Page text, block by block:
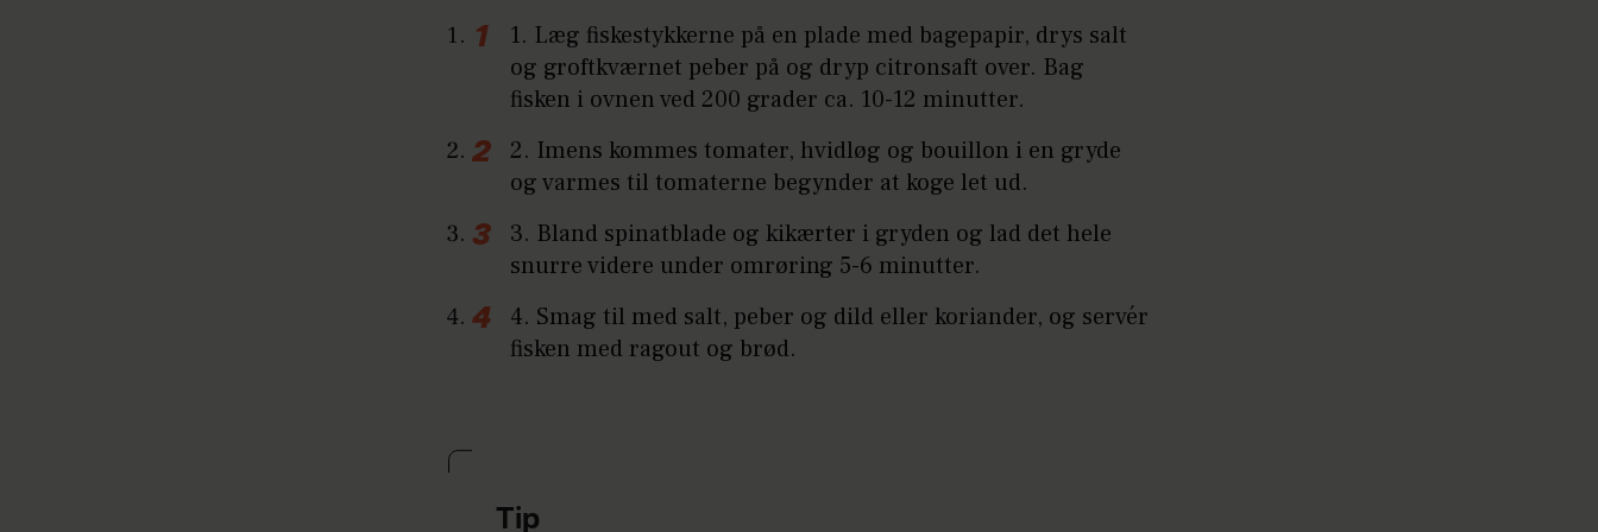
1. Læg fiskestykkerne på en plade med bagepapir, drys salt
og groftkværnet peber på og dryp citronsaft over. Bag
fisken i ovnen ved 200 grader ca. 10-12 minutter.
2. Imens kommes tomater, hvidløg og bouillon i en gryde
og varmes til tomaterne begynder at koge let ud.
3. Bland spinatblade og kikærter i gryden og lad det hele
snurre videre under omrøring 5-6 minutter.
4. Smag til med salt, peber og dild eller koriander, og servér
fisken med ragout og brød.
Tip